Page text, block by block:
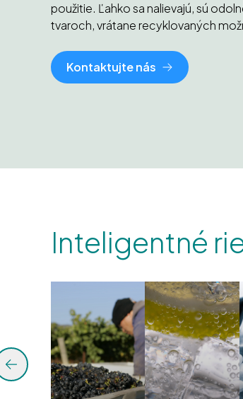
použitie. Ľahko sa nalievajú, sú
tvaroch, vrátane recyklovaných
Kontaktujte nás
Inteligentné